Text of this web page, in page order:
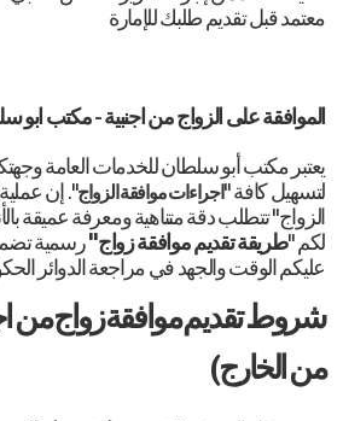
معتمد قبل تقديم طلبك للإمارة
الموافقة على الزواج من اجنبية - مكتب ابو
يعتبر مكتب أبو سلطان للخدمات العامة
لتسهيل كافة "اجراءات موافقة الزواج". إن
الزواج" تتطلب دقة متناهية ومعرفة عميقة
لكم "طريقة تقديم موافقة زواج"رسمية
عليكم الوقت والجهد في مراجعة الدوائر
شروط تقديم موافقة زواج من
من الخارج)